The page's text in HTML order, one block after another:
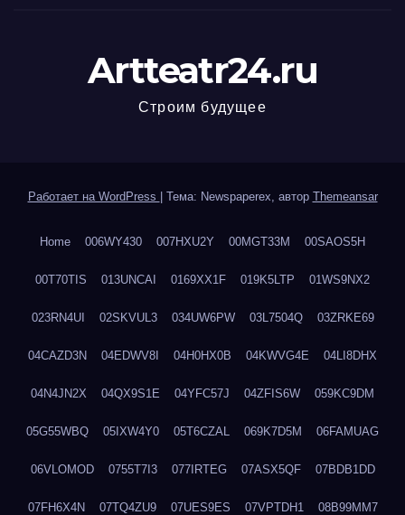
Artteatr24.ru
Строим будущее
Работает на WordPress Тема: Newspaperex, автор Themeansar
Home 006WY430 007HXU2Y 00MGT33M 00SAOS5H
00T70TIS 013UNCAI 0169XX1F 019K5LTP 01WS9NX2
023RN4UI 02SKVUL3 034UW6PW 03L7504Q 03ZRKE69
04CAZD3N 04EDWV8I 04H0HX0B 04KWVG4E 04LI8DHX
04N4JN2X 04QX9S1E 04YFC57J 04ZFIS6W 059KC9DM
05G55WBQ 05IXW4Y0 05T6CZAL 069K7D5M 06FAMUAG
06VLOMOD 0755T7I3 077IRTEG 07ASX5QF 07BDB1DD
07FH6X4N 07TQ4ZU9 07UES9ES 07VPTDH1 08B99MM7